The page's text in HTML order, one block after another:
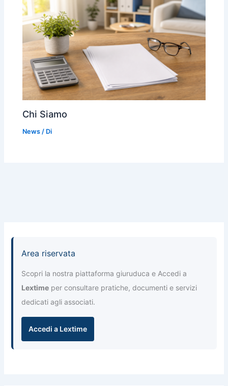
Chi Siamo
News / Di
Area riservata
Scopri la nostra piattaforma giuruduca e Accedi a
Lextime per consultare pratiche, documenti e servizi
dedicati agli associati.
Accedi a Lextime